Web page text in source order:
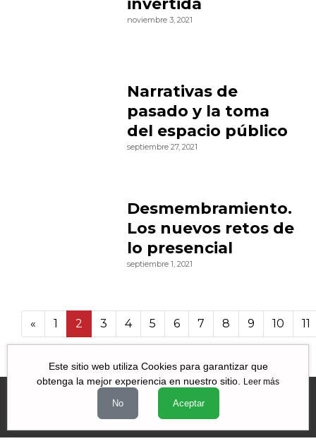
invertida
noviembre 3, 2021
Narrativas de
pasado y la toma
del espacio público
septiembre 27, 2021
Desmembramiento.
Los nuevos retos de
lo presencial
septiembre 1, 2021
« 1 2 3 4 5 6 7 8 9 10 11
Este sitio web utiliza Cookies para garantizar que
obtenga la mejor experiencia en nuestro sitio.
Leer más
No Aceptar